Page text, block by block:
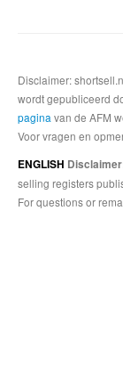
Disclaimer:
wordt gepubliceerd
pagina van de AFM
Voor vragen en
ENGLISH
selling registers
For questions or